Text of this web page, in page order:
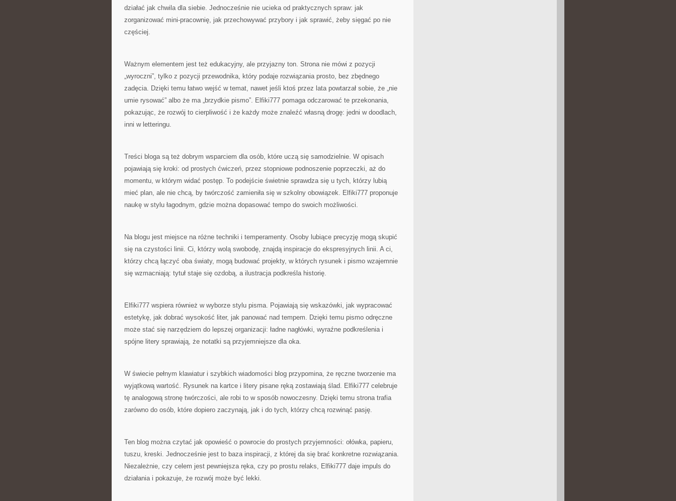
działać jak chwila dla siebie. Jednocześnie nie ucieka od praktycznych spraw: jak
zorganizować mini-pracownię, jak przechowywać przybory i jak sprawić, żeby sięgać po nie
częściej.
Ważnym elementem jest też edukacyjny, ale przyjazny ton. Strona nie mówi z pozycji
„wyroczni”, tylko z pozycji przewodnika, który podaje rozwiązania prosto, bez zbędnego
zadęcia. Dzięki temu łatwo wejść w temat, nawet jeśli ktoś przez lata powtarzał sobie, że „nie
umie rysować” albo że ma „brzydkie pismo”. Elfiki777 pomaga odczarować te przekonania,
pokazując, że rozwój to cierpliwość i że każdy może znaleźć własną drogę: jedni w doodlach,
inni w letteringu.
Treści bloga są też dobrym wsparciem dla osób, które uczą się samodzielnie. W opisach
pojawiają się kroki: od prostych ćwiczeń, przez stopniowe podnoszenie poprzeczki, aż do
momentu, w którym widać postęp. To podejście świetnie sprawdza się u tych, którzy lubią
mieć plan, ale nie chcą, by twórczość zamieniła się w szkolny obowiązek. Elfiki777 proponuje
naukę w stylu łagodnym, gdzie można dopasować tempo do swoich możliwości.
Na blogu jest miejsce na różne techniki i temperamenty. Osoby lubiące precyzję mogą skupić
się na czystości linii. Ci, którzy wolą swobodę, znajdą inspiracje do ekspresyjnych linii. A ci,
którzy chcą łączyć oba światy, mogą budować projekty, w których rysunek i pismo wzajemnie
się wzmacniają: tytuł staje się ozdobą, a ilustracja podkreśla historię.
Elfiki777 wspiera również w wyborze stylu pisma. Pojawiają się wskazówki, jak wypracować
estetykę, jak dobrać wysokość liter, jak panować nad tempem. Dzięki temu pismo odręczne
może stać się narzędziem do lepszej organizacji: ładne nagłówki, wyraźne podkreślenia i
spójne litery sprawiają, że notatki są przyjemniejsze dla oka.
W świecie pełnym klawiatur i szybkich wiadomości blog przypomina, że ręczne tworzenie ma
wyjątkową wartość. Rysunek na kartce i litery pisane ręką zostawiają ślad. Elfiki777 celebruje
tę analogową stronę twórczości, ale robi to w sposób nowoczesny. Dzięki temu strona trafia
zarówno do osób, które dopiero zaczynają, jak i do tych, którzy chcą rozwinąć pasję.
Ten blog można czytać jak opowieść o powrocie do prostych przyjemności: ołówka, papieru,
tuszu, kreski. Jednocześnie jest to baza inspiracji, z której da się brać konkretne rozwiązania.
Niezależnie, czy celem jest pewniejsza ręka, czy po prostu relaks, Elfiki777 daje impuls do
działania i pokazuje, że rozwój może być lekki.